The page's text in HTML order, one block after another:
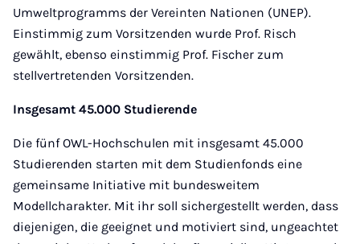
Umweltprogramms der Vereinten Nationen (UNEP).
Einstimmig zum Vorsitzenden wurde Prof. Risch
gewählt, ebenso einstimmig Prof. Fischer zum
stellvertretenden Vorsitzenden.
Insgesamt 45.000 Studierende
Die fünf OWL-Hochschulen mit insgesamt 45.000
Studierenden starten mit dem Studienfonds eine
gemeinsame Initiative mit bundesweitem
Modellcharakter. Mit ihr soll sichergestellt werden, dass
diejenigen, die geeignet und motiviert sind, ungeachtet